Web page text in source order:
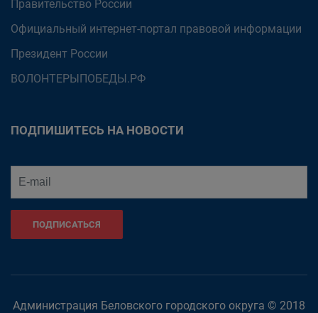
Правительство России
Официальный интернет-портал правовой информации
Президент России
ВОЛОНТЕРЫПОБЕДЫ.РФ
ПОДПИШИТЕСЬ НА НОВОСТИ
ПОДПИСАТЬСЯ
Администрация Беловского городского округа © 2018